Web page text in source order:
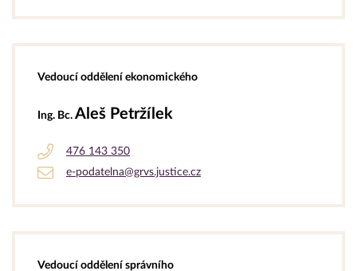
Vedoucí oddělení ekonomického
Ing. Bc. Aleš Petržílek
476 143 350
e-podatelna@grvs.justice.cz
Vedoucí oddělení správního